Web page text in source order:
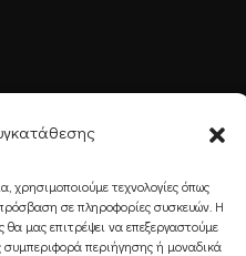
χρησιμοποιούμε τεχνολογίες όπως
σε πληροφορίες συσκευών. Η
θα μας επιτρέψει να επεξεργαστούμε
περιήγησης ή μοναδικά
μας